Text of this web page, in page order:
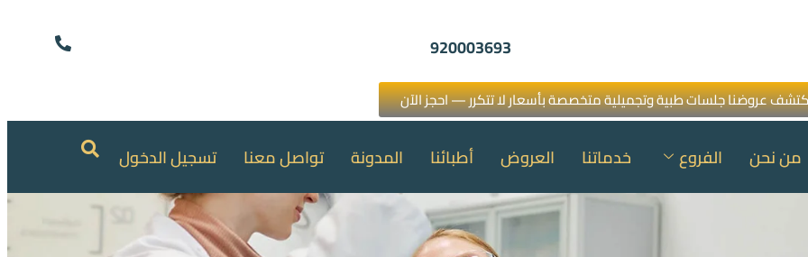
920003693
عروضنا جلسات طبية وتجميلية متخصصة بأسعار لا تتكرر — احجز الآن
من نحن الفروع خدماتنا العروض أطبائنا المدونة تواصل معنا تسجيل الدخول